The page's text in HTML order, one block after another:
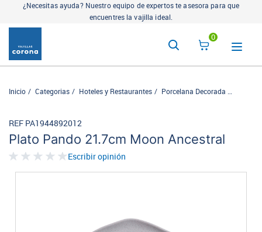
¿Necesitas ayuda? Nuestro equipo de expertos te asesora para que
encuentres la vajilla ideal.
0
Inicio Categorias Hoteles y Restaurantes Porcelana Decorada
Plato Pando 21.7cm Moon Ancestral
REF PA1944892012
Escribir opinión